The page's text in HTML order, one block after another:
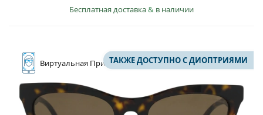
Бесплатная доставка& в наличии
Виртуальная ПримеркаТАКЖЕ ДОСТУПНО С ДИОПТРИЯМИ